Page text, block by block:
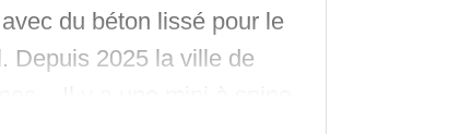
du béton lissé pour le
Depuis 2025 la ville de
Il y a une mini à spine